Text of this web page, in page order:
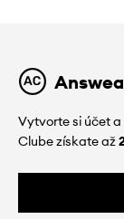
Vytvorte si účet
Clube získate až